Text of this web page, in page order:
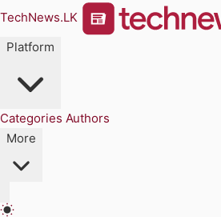
TechNews.LK
Platform
Categories Authors
More